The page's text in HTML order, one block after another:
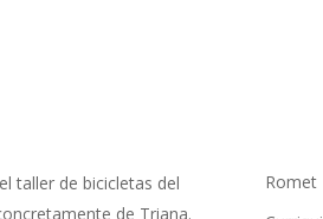
taller de bicicletas del
de Triana.
Romet